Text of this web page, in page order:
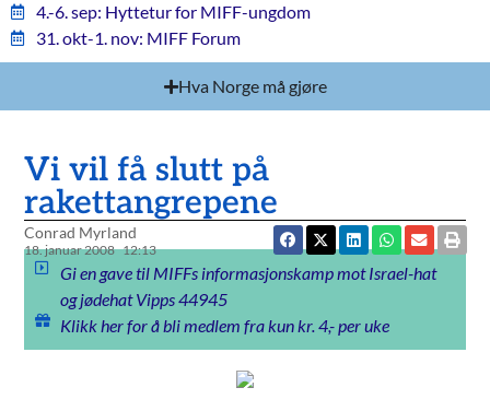
4.-6. sep: Hyttetur for MIFF-ungdom
31. okt-1. nov: MIFF Forum
Hva Norge må gjøre
Vi vil få slutt på
rakettangrepene
Conrad Myrland
18. januar 2008 12:13
Gi en gave til MIFFs informasjonskamp mot Israel-hat
og jødehat Vipps 44945
Klikk her for å bli medlem fra kun kr. 4,- per uke